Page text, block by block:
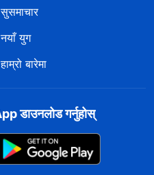
सुसमाचार
नयाँ युग
हाम्रो बारेमा
डाउनलोड गर्नुहोस्